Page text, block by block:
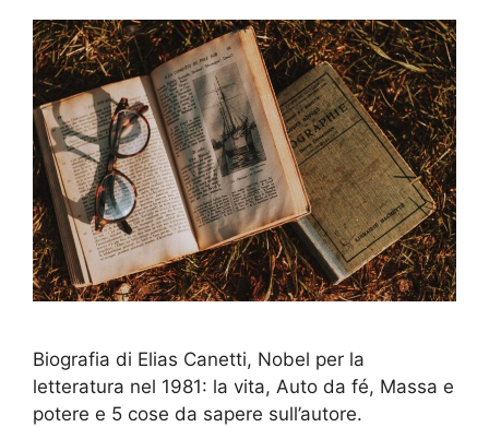
Biografia di Elias Canetti, Nobel per la
letteratura nel 1981: la vita, Auto da fé, Massa e
potere e 5 cose da sapere sull’autore.